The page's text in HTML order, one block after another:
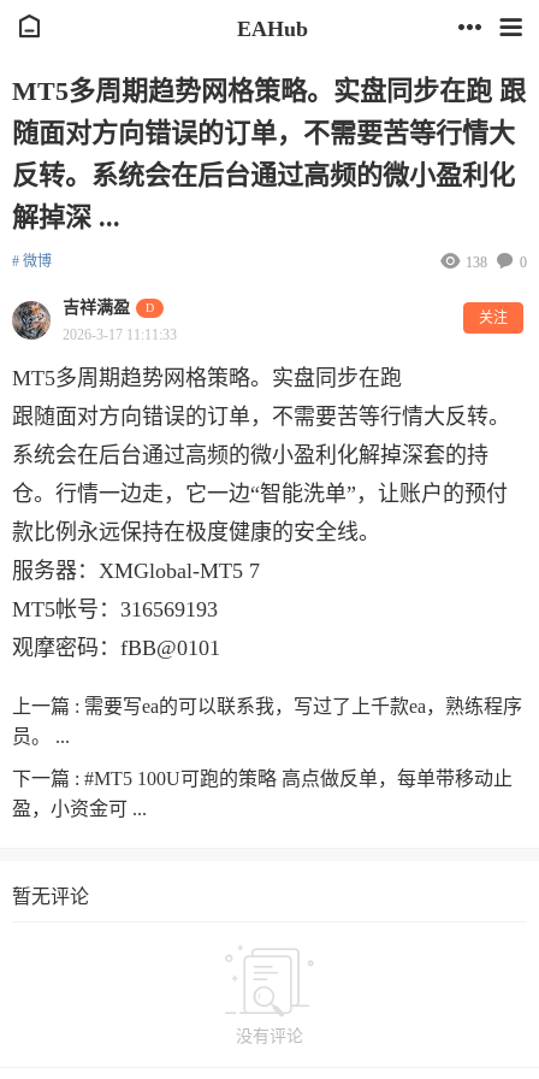
EAHub
MT5多周期趋势网格策略。实盘同步在跑 跟
随面对方向错误的订单，不需要苦等行情大
反转。系统会在后台通过高频的微小盈利化
解掉深 ...
# 微博 0
138
吉祥满盈 D
2026-3-17 11:11:33
关注
MT5多周期趋势网格策略。实盘同步在跑
跟随面对方向错误的订单，不需要苦等行情大反转。
系统会在后台通过高频的微小盈利化解掉深套的持
仓。行情一边走，它一边“智能洗单”，让账户的预付
款比例永远保持在极度健康的安全线。
服务器：XMGlobal-MT5 7
MT5帐号：316569193
观摩密码：fBB@0101
上一篇 : 需要写ea的可以联系我，写过了上千款ea，熟练程序
员。 ...
下一篇 : #MT5 100U可跑的策略 高点做反单，每单带移动止
盈，小资金可 ...
暂无评论
没有评论